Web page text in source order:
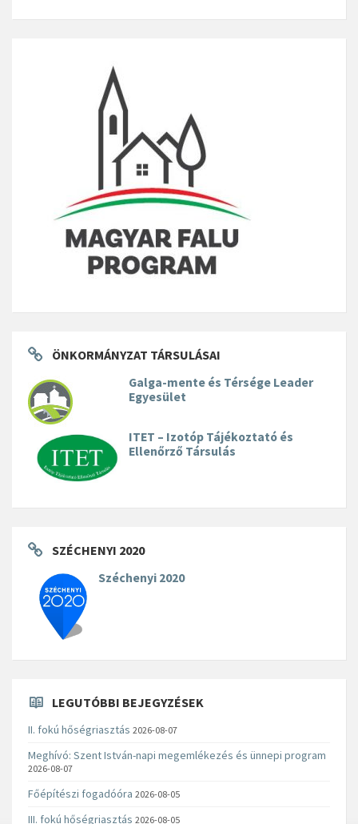
ÖNKORMÁNYZAT TÁRSULÁSAI
Galga-mente és Térsége Leader
Egyesület
ITET – Izotóp Tájékoztató és
Ellenőrző Társulás
SZÉCHENYI 2020
Széchenyi 2020
LEGUTÓBBI BEJEGYZÉSEK
II. fokú hőségriasztás 2026-08-07
Meghívó: Szent István-napi megemlékezés és ünnepi program
2026-08-07
Főépítészi fogadóóra 2026-08-05
III. fokú hőségriasztás 2026-08-05